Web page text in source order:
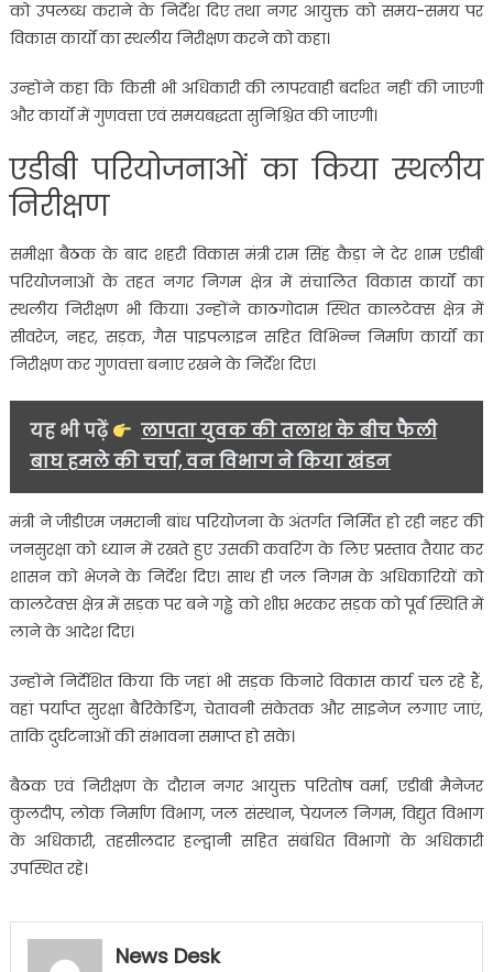
को उपलब्ध कराने के निर्देश दिए तथा नगर आयुक्त को समय-समय पर
विकास कार्यों का स्थलीय निरीक्षण करने को कहा।
उन्होंने कहा कि किसी भी अधिकारी की लापरवाही बर्दाश्त नहीं की जाएगी
और कार्यों में गुणवत्ता एवं समयबद्धता सुनिश्चित की जाएगी।
एडीबी परियोजनाओं का किया स्थलीय
निरीक्षण
समीक्षा बैठक के बाद शहरी विकास मंत्री राम सिंह कैड़ा ने देर शाम एडीबी
परियोजनाओं के तहत नगर निगम क्षेत्र में संचालित विकास कार्यों का
स्थलीय निरीक्षण भी किया। उन्होंने काठगोदाम स्थित कालटेक्स क्षेत्र में
सीवरेज, नहर, सड़क, गैस पाइपलाइन सहित विभिन्न निर्माण कार्यों का
निरीक्षण कर गुणवत्ता बनाए रखने के निर्देश दिए।
यह भी पढ़ें
लापता युवक की तलाश के बीच फैली
बाघ हमले की चर्चा, वन विभाग ने किया खंडन
मंत्री ने जीडीएम जमरानी बांध परियोजना के अंतर्गत निर्मित हो रही नहर की
जनसुरक्षा को ध्यान में रखते हुए उसकी कवरिंग के लिए प्रस्ताव तैयार कर
शासन को भेजने के निर्देश दिए। साथ ही जल निगम के अधिकारियों को
कालटेक्स क्षेत्र में सड़क पर बने गड्ढे को शीघ्र भरकर सड़क को पूर्व स्थिति में
लाने के आदेश दिए।
उन्होंने निर्देशित किया कि जहां भी सड़क किनारे विकास कार्य चल रहे हैं,
वहां पर्याप्त सुरक्षा बैरिकेडिंग, चेतावनी संकेतक और साइनेज लगाए जाएं,
ताकि दुर्घटनाओं की संभावना समाप्त हो सके।
बैठक एवं निरीक्षण के दौरान नगर आयुक्त परितोष वर्मा, एडीबी मैनेजर
कुलदीप, लोक निर्माण विभाग, जल संस्थान, पेयजल निगम, विद्युत विभाग
के अधिकारी, तहसीलदार हल्द्वानी सहित संबंधित विभागों के अधिकारी
उपस्थित रहे।
News Desk